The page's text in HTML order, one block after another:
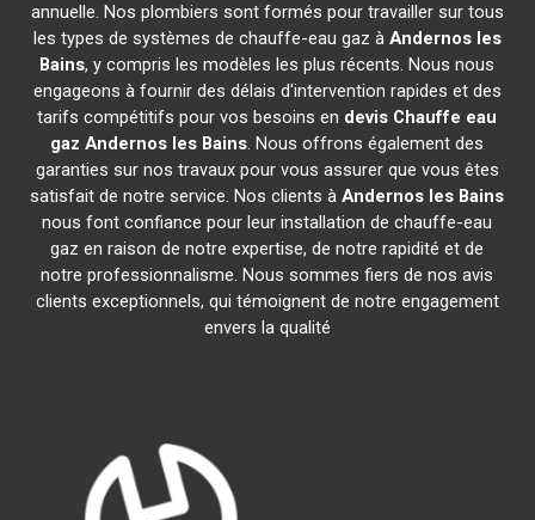
annuelle. Nos plombiers sont formés pour travailler sur tous
les types de systèmes de chauffe-eau gaz à Andernos les
Bains, y compris les modèles les plus récents. Nous nous
engageons à fournir des délais d'intervention rapides et des
tarifs compétitifs pour vos besoins en devis Chauffe eau
gaz Andernos les Bains. Nous offrons également des
garanties sur nos travaux pour vous assurer que vous êtes
satisfait de notre service. Nos clients àAndernos les Bains
nous font confiance pour leur installation de chauffe-eau
gaz en raison de notre expertise, de notre rapidité et de
notre professionnalisme. Nous sommes fiers de nos avis
clients exceptionnels, qui témoignent de notre engagement
envers la qualité